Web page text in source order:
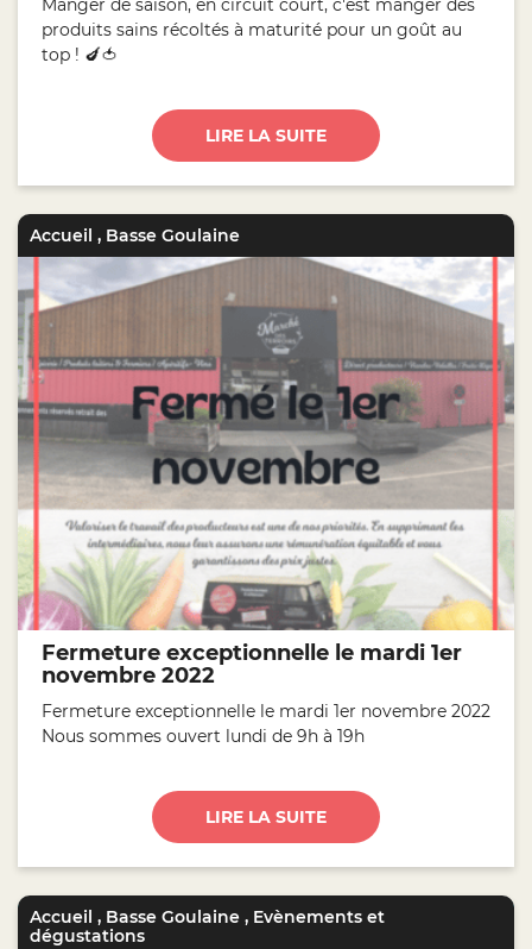
Manger de saison, en circuit court, c'est manger des
produits sains récoltés à maturité pour un goût au
top ! 🍆🍅
LIRE LA SUITE
Accueil , Basse Goulaine
Fermeture exceptionnelle le mardi 1er
novembre 2022
Fermeture exceptionnelle le mardi 1er novembre 2022
Nous sommes ouvert lundi de 9h à 19h
LIRE LA SUITE
Accueil , Basse Goulaine , Evènements et
dégustations